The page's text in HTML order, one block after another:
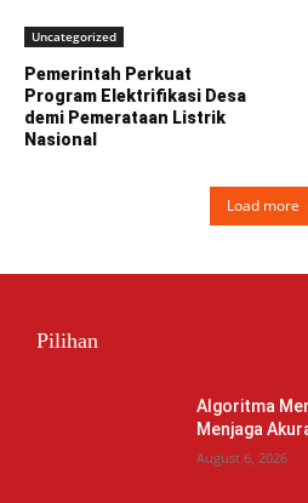
Uncategorized
Pemerintah Perkuat
Program Elektrifikasi Desa
demi Pemerataan Listrik
Nasional
Load more
Pilihan
Algoritma
Menjaga
August 6, 2026